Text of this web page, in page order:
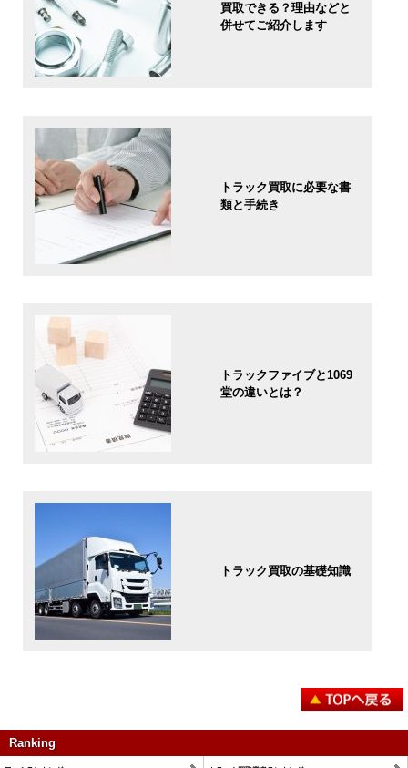
買取できる？理由などと
併せてご紹介します
トラック買取に必要な書
類と手続き
トラックファイブと1069
堂の違いとは？
トラック買取の基礎知識
Ranking